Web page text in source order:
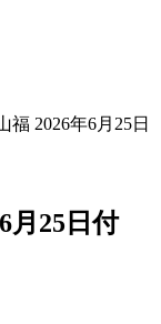
福 2026年6月25日
月25日付